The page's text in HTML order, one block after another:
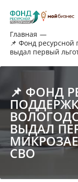
Главная
📌 Фонд ресурсной
выдал первый
📌 ФОНД
ВЫДАЛ
СВО